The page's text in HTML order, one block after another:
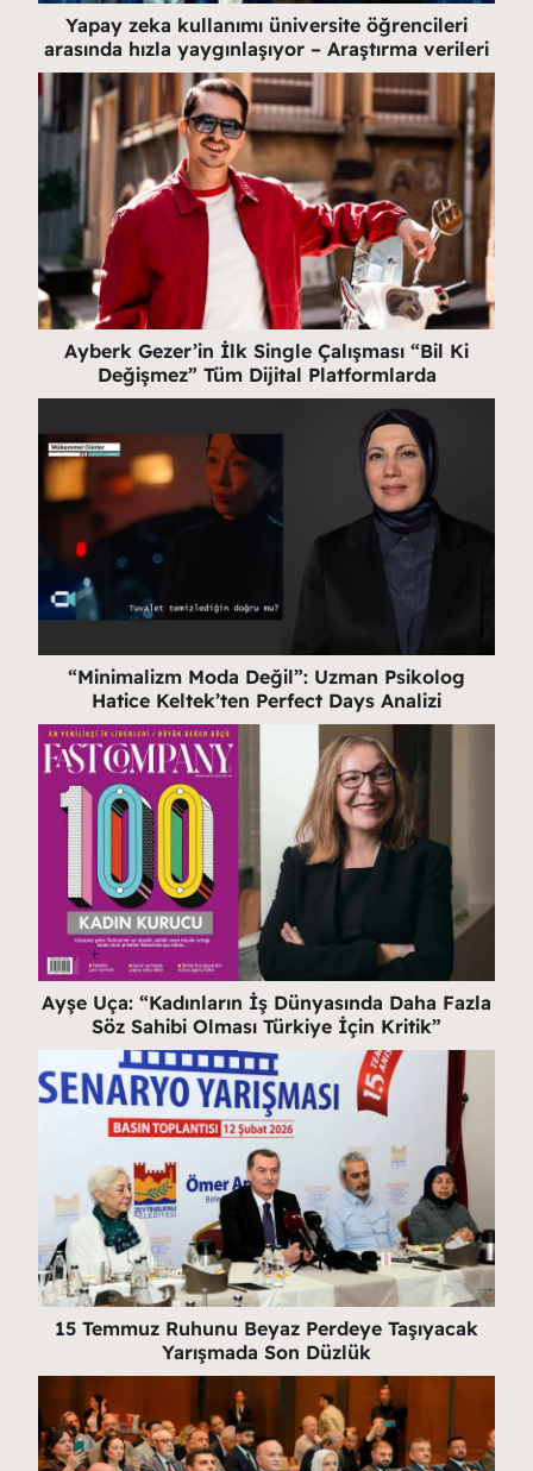
Yapay zeka kullanımı üniversite öğrencileri
arasında hızla yaygınlaşıyor – Araştırma verileri
Ayberk Gezer’in İlk Single Çalışması “Bil Ki
Değişmez” Tüm Dijital Platformlarda
“Minimalizm Moda Değil”: Uzman Psikolog
Hatice Keltek’ten Perfect Days Analizi
Ayşe Uça: “Kadınların İş Dünyasında Daha Fazla
Söz Sahibi Olması Türkiye İçin Kritik”
15 Temmuz Ruhunu Beyaz Perdeye Taşıyacak
Yarışmada Son Düzlük